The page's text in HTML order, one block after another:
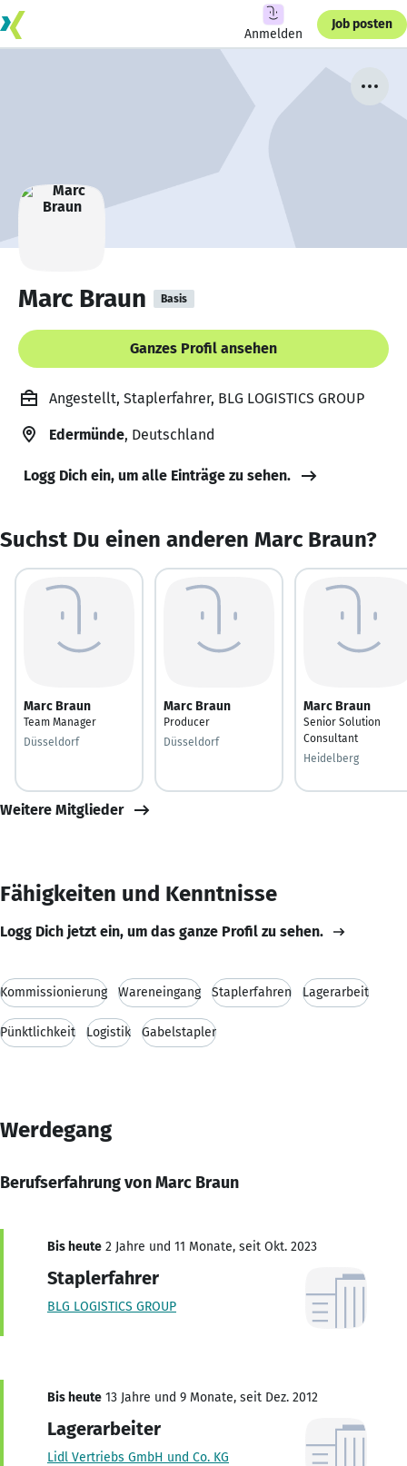
Anmelden
Job posten
Marc Braun Basis
Ganzes Profil ansehen
Angestellt, Staplerfahrer, BLG LOGISTICS GROUP
Edermünde, Deutschland
Logg Dich ein, um alle Einträge zu sehen.
Suchst Du einen anderen Marc Braun?
Marc Braun
Team Manager
Düsseldorf
Marc Braun
Producer
Düsseldorf
Marc Braun
Senior Solution
Consultant
Heidelberg
Weitere Mitglieder
Fähigkeiten und Kenntnisse
Logg Dich jetzt ein, um das ganze Profil zu sehen.
Kommissionierung Wareneingang Staplerfahren Lagerarbeit
Pünktlichkeit Logistik Gabelstapler
Werdegang
Berufserfahrung von Marc Braun
Bis heute 2 Jahre und 11 Monate, seit Okt. 2023
Staplerfahrer
BLG LOGISTICS GROUP
Bis heute 13 Jahre und 9 Monate, seit Dez. 2012
Lagerarbeiter
Lidl Vertriebs GmbH und Co. KG